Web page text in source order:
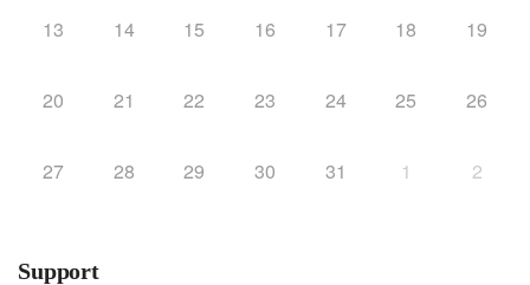
13 14 15 16 17 18 19
20 21 22 23 24 25 26
27 28 29 30 31 1 2
Support